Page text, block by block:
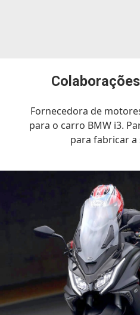
Fornecedora de
para o carro BMW i3.
para fabricar a